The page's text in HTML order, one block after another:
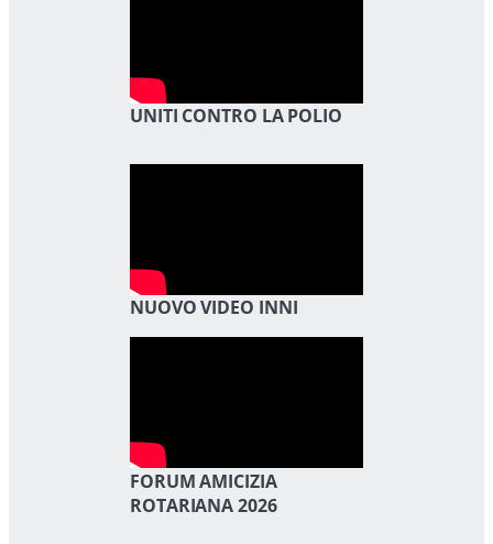
UNITI CONTRO LA POLIO
NUOVO VIDEO INNI
FORUM AMICIZIA
ROTARIANA 2026